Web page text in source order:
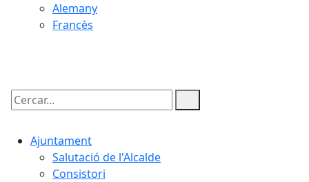
Alemany
Francès
Cercar:
Ajuntament
Salutació de l'Alcalde
Consistori